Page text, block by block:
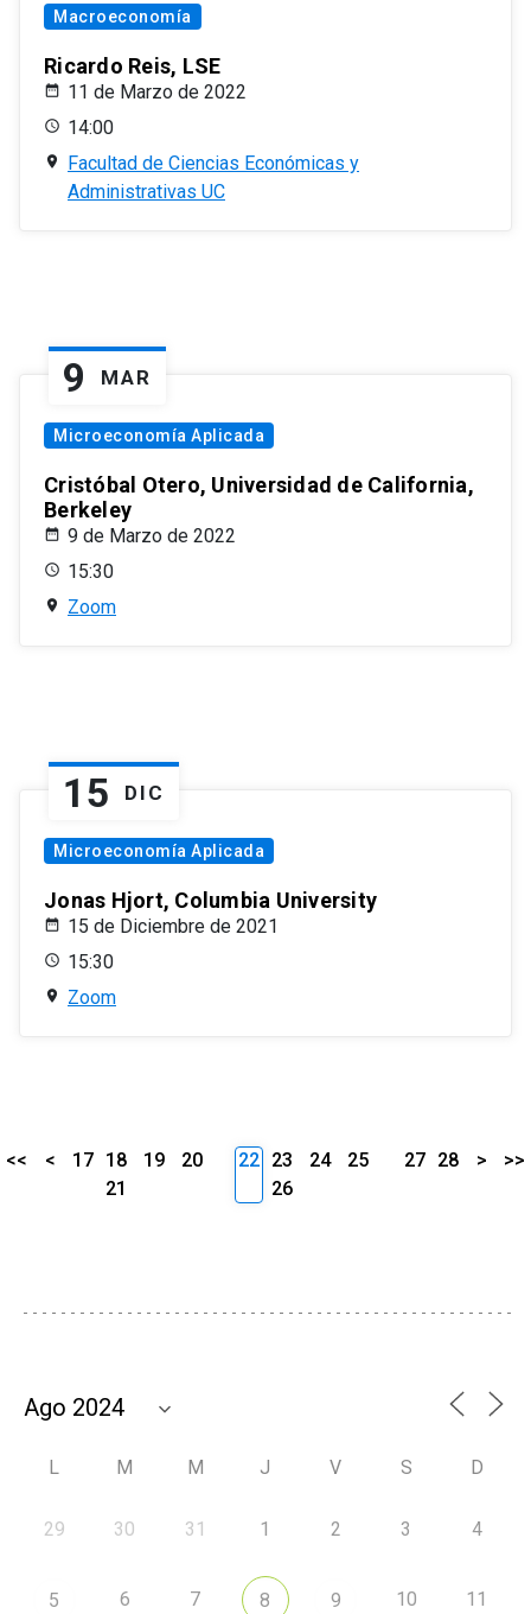
Macroeconomía
Ricardo Reis, LSE
11 de Marzo de 2022
14:00
Facultad de Ciencias Económicas y
Administrativas UC
9 MAR
Microeconomía Aplicada
Cristóbal Otero, Universidad de California,
Berkeley
9 de Marzo de 2022
15:30
Zoom
15 DIC
Microeconomía Aplicada
Jonas Hjort, Columbia University
15 de Diciembre de 2021
15:30
Zoom
<< < 17 18 19
20
21
22 23 24
25
26
27 28 > >>
L M M J V S D
29 30 31 1 2 3 4
5 6 7 8 9 10 11